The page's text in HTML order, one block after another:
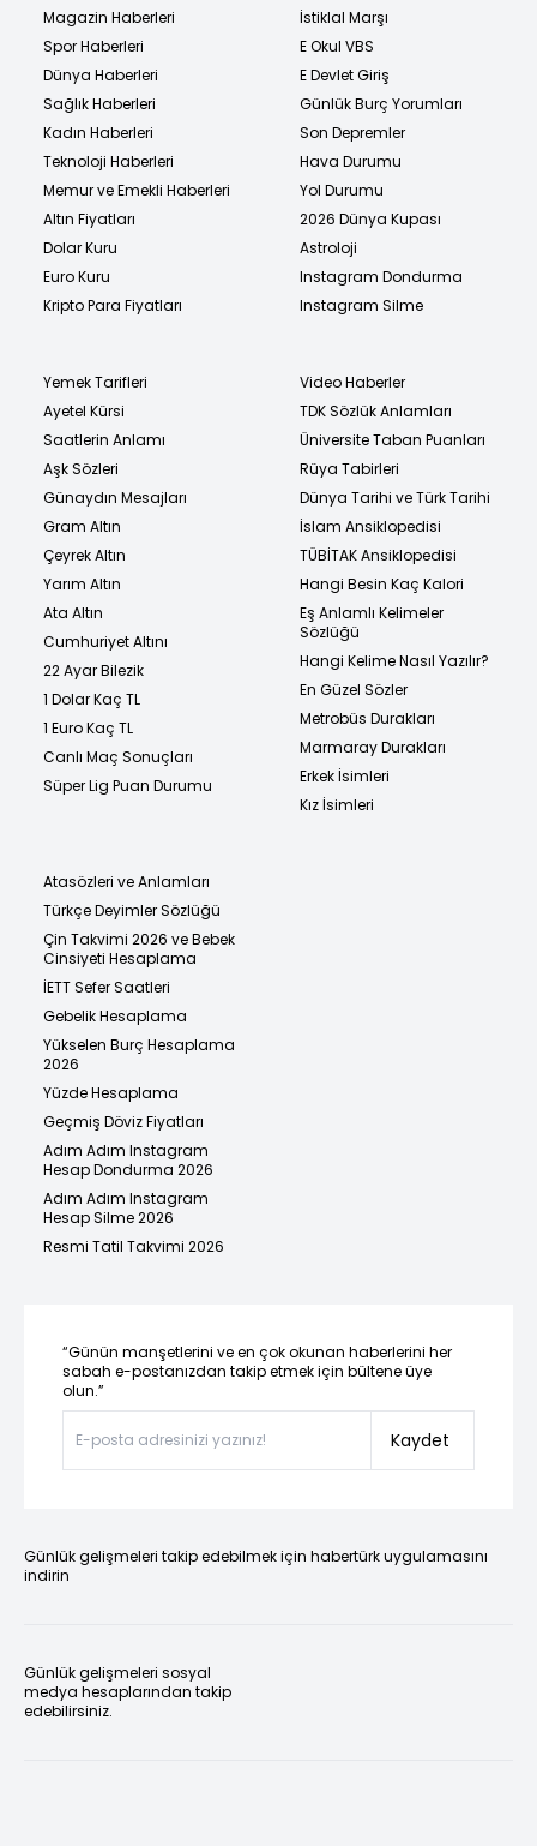
Magazin Haberleri
Spor Haberleri
Dünya Haberleri
Sağlık Haberleri
Kadın Haberleri
Teknoloji Haberleri
Memur ve Emekli Haberleri
Altın Fiyatları
Dolar Kuru
Euro Kuru
Kripto Para Fiyatları
İstiklal Marşı
E Okul VBS
E Devlet Giriş
Günlük Burç Yorumları
Son Depremler
Hava Durumu
Yol Durumu
2026 Dünya Kupası
Astroloji
Instagram Dondurma
Instagram Silme
Yemek Tarifleri
Ayetel Kürsi
Saatlerin Anlamı
Aşk Sözleri
Günaydın Mesajları
Gram Altın
Çeyrek Altın
Yarım Altın
Ata Altın
Cumhuriyet Altını
22 Ayar Bilezik
1 Dolar Kaç TL
1 Euro Kaç TL
Canlı Maç Sonuçları
Süper Lig Puan Durumu
Video Haberler
TDK Sözlük Anlamları
Üniversite Taban Puanları
Rüya Tabirleri
Dünya Tarihi ve Türk Tarihi
İslam Ansiklopedisi
TÜBİTAK Ansiklopedisi
Hangi Besin Kaç Kalori
Eş Anlamlı Kelimeler
Sözlüğü
Hangi Kelime Nasıl Yazılır?
En Güzel Sözler
Metrobüs Durakları
Marmaray Durakları
Erkek İsimleri
Kız İsimleri
Atasözleri ve Anlamları
Türkçe Deyimler Sözlüğü
Çin Takvimi 2026 ve Bebek
Cinsiyeti Hesaplama
İETT Sefer Saatleri
Gebelik Hesaplama
Yükselen Burç Hesaplama
2026
Yüzde Hesaplama
Geçmiş Döviz Fiyatları
Adım Adım Instagram
Hesap Dondurma 2026
Adım Adım Instagram
Hesap Silme 2026
Resmi Tatil Takvimi 2026
“Günün manşetlerini ve en çok okunan haberlerini her
sabah e-postanızdan takip etmek için bültene üye
olun.”
Kaydet
Günlük gelişmeleri takip edebilmek için habertürk uygulamasını
indirin
Günlük gelişmeleri sosyal
medya hesaplarından takip
edebilirsiniz.